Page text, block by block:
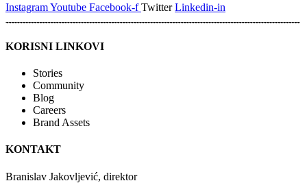
InstagramYoutube Facebook-f Twitter Linkedin-in
KORISNI LINKOVI
Stories
Community
Blog
Careers
Brand Assets
KONTAKT
Branislav Jakovljević, direktor